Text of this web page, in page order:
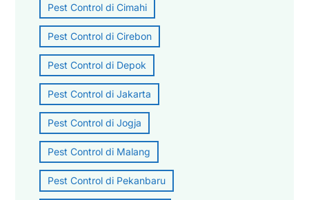
Pest Control di Cimahi
Pest Control di Cirebon
Pest Control di Depok
Pest Control di Jakarta
Pest Control di Jogja
Pest Control di Malang
Pest Control di Pekanbaru